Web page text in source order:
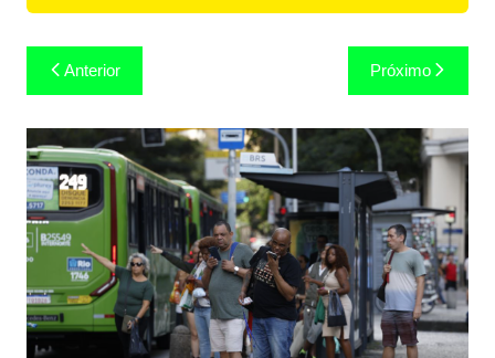
Navegação
de
Post
Anterior Próximo